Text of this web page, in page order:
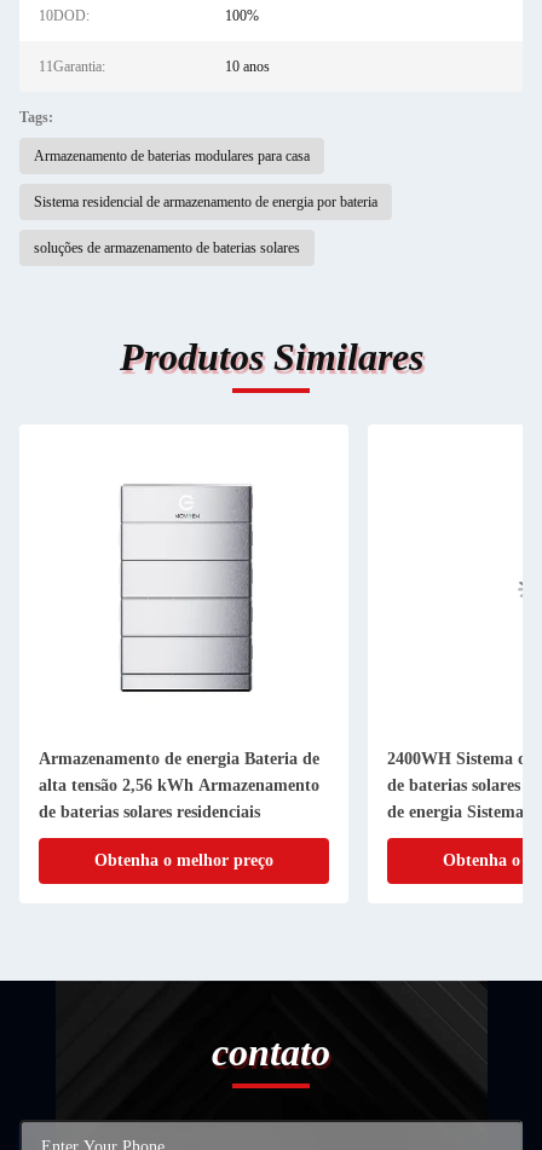
10DOD: 100%
11Garantia: 10 anos
Tags:
Armazenamento de baterias modulares para casa
Sistema residencial de armazenamento de energia por bateria
soluções de armazenamento de baterias solares
Produtos Similares
Armazenamento de energia Bateria de
alta tensão 2,56 kWh Armazenamento
de baterias solares residenciais
Obtenha o melhor preço
2400WH Sistema de
de baterias solares
de energia Sistema
Obtenha o
contato